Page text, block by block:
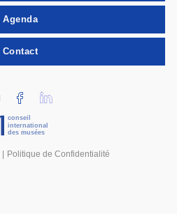
Agenda
Contact
conseil
international
des musées
Politique de Confidentialité